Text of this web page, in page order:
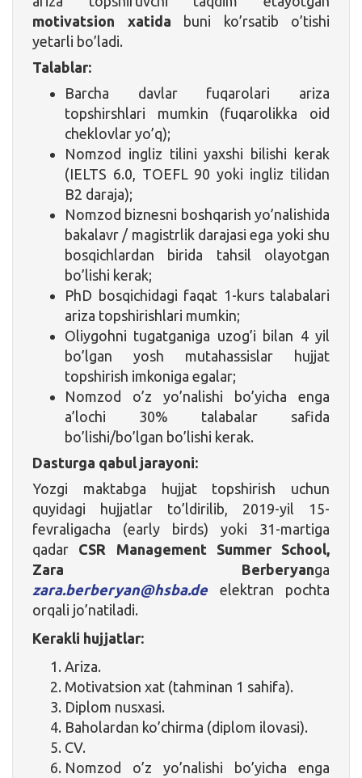
motivatsion xatida buni ko’rsatib o’tishi
yetarli bo’ladi.
Talablar:
Barcha davlar fuqarolari ariza
topshirshlari mumkin (fuqarolikka oid
cheklovlar yo’q);
Nomzod ingliz tilini yaxshi bilishi kerak
(IELTS 6.0, TOEFL 90 yoki ingliz tilidan
B2 daraja);
Nomzod biznesni boshqarish yo’nalishida
bakalavr / magistrlik darajasi ega yoki shu
bosqichlardan birida tahsil olayotgan
bo’lishi kerak;
PhD bosqichidagi faqat 1-kurs talabalari
ariza topshirishlari mumkin;
Oliygohni tugatganiga uzog’i bilan 4 yil
bo’lgan yosh mutahassislar hujjat
topshirish imkoniga egalar;
Nomzod o’z yo’nalishi bo’yicha enga
a’lochi 30% talabalar safida
bo’lishi/bo’lgan bo’lishi kerak.
Dasturga qabul jarayoni:
Yozgi maktabga hujjat topshirish uchun
quyidagi hujjatlar to’ldirilib, 2019-yil 15-
fevraligacha (early birds) yoki 31-martiga
qadar CSR Management Summer School,
Zara Berberyanga
zara.berberyan@hsba.de
elektran pochta
orqali jo’natiladi.
Kerakli hujjatlar:
Ariza.
Motivatsion xat (tahminan 1 sahifa).
Diplom nusxasi.
Baholardan ko’chirma (diplom ilovasi).
CV.
Nomzod o’z yo’nalishi bo’yicha enga